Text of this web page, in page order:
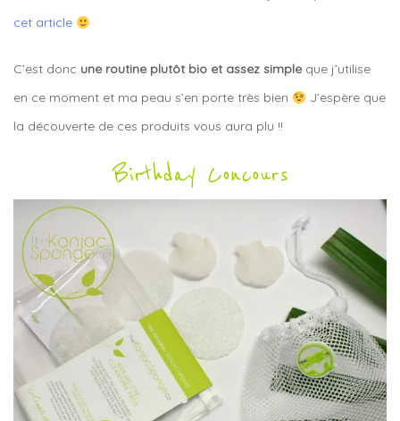
cet article
C’est donc une routine plutôt bio et assez simple que j’utilise
en ce moment et ma peau s’en porte très bien
J’espère que
la découverte de ces produits vous aura plu !!
Birthday Concours